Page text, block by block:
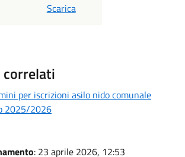
Scarica
correlati
per iscrizioni asilo nido comunale
2025/2026
: 23 aprile 2026, 12:53